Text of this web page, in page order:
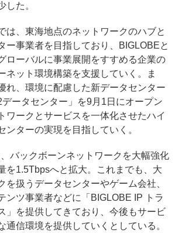
した。
、東海地点のネットワークのハブと
ー事業者を目指しており、BIGLOBEと
ローバルに事業展開をすすめる企業の
ネット環境構築を支援していく。ま
れ、環境に配慮した新データセンター
データセンター」を9月1日にオープン
ワークとサービスを一体化させたハイ
ンターの実現を目指していく。
バックボーンネットワークを大幅強化
を1.5Tbpsへと拡大。これまでも、大
を扱うデータセンターやゲーム会社、
ンツ事業者などに「BIGLOBE IP トラ
」を提供してきており、今後もサービ
通信環境を提供していくとしている。